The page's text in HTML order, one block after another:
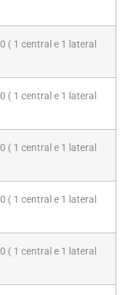
( 1 central e 1 lateral
( 1 central e 1 lateral
( 1 central e 1 lateral
( 1 central e 1 lateral
( 1 central e 1 lateral